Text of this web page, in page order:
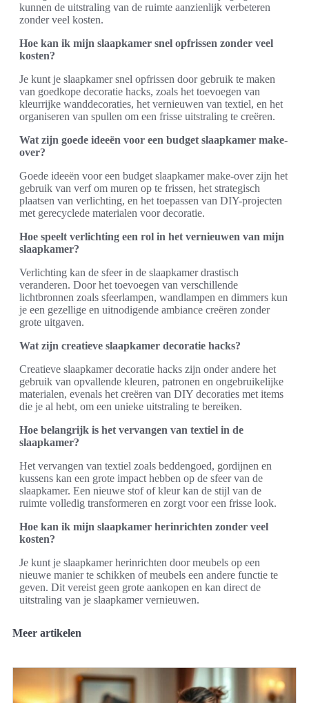
kunnen de uitstraling van de ruimte aanzienlijk verbeteren
zonder veel kosten.
Hoe kan ik mijn slaapkamer snel opfrissen zonder veel
kosten?
Je kunt je slaapkamer snel opfrissen door gebruik te maken
van goedkope decoratie hacks, zoals het toevoegen van
kleurrijke wanddecoraties, het vernieuwen van textiel, en het
organiseren van spullen om een frisse uitstraling te creëren.
Wat zijn goede ideeën voor een budget slaapkamer make-
over?
Goede ideeën voor een budget slaapkamer make-over zijn het
gebruik van verf om muren op te frissen, het strategisch
plaatsen van verlichting, en het toepassen van DIY-projecten
met gerecyclede materialen voor decoratie.
Hoe speelt verlichting een rol in het vernieuwen van mijn
slaapkamer?
Verlichting kan de sfeer in de slaapkamer drastisch
veranderen. Door het toevoegen van verschillende
lichtbronnen zoals sfeerlampen, wandlampen en dimmers kun
je een gezellige en uitnodigende ambiance creëren zonder
grote uitgaven.
Wat zijn creatieve slaapkamer decoratie hacks?
Creatieve slaapkamer decoratie hacks zijn onder andere het
gebruik van opvallende kleuren, patronen en ongebruikelijke
materialen, evenals het creëren van DIY decoraties met items
die je al hebt, om een unieke uitstraling te bereiken.
Hoe belangrijk is het vervangen van textiel in de
slaapkamer?
Het vervangen van textiel zoals beddengoed, gordijnen en
kussens kan een grote impact hebben op de sfeer van de
slaapkamer. Een nieuwe stof of kleur kan de stijl van de
ruimte volledig transformeren en zorgt voor een frisse look.
Hoe kan ik mijn slaapkamer herinrichten zonder veel
kosten?
Je kunt je slaapkamer herinrichten door meubels op een
nieuwe manier te schikken of meubels een andere functie te
geven. Dit vereist geen grote aankopen en kan direct de
uitstraling van je slaapkamer vernieuwen.
Meer artikelen